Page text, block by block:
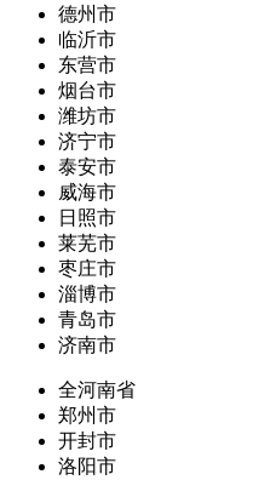
德州市
临沂市
东营市
烟台市
潍坊市
济宁市
泰安市
威海市
日照市
莱芜市
枣庄市
淄博市
青岛市
济南市
全河南省
郑州市
开封市
洛阳市